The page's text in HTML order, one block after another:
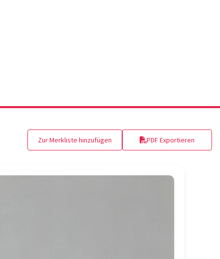
Zur Merkliste hinzufügen PDF Exportieren